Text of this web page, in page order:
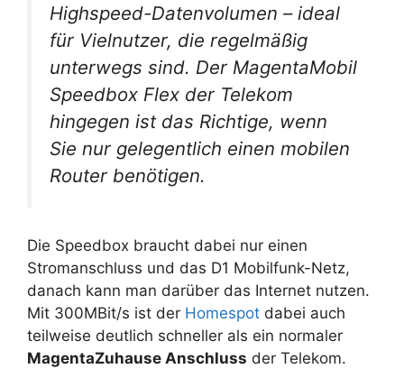
Highspeed-Datenvolumen – ideal
für Vielnutzer, die regelmäßig
unterwegs sind. Der MagentaMobil
Speedbox Flex der Telekom
hingegen ist das Richtige, wenn
Sie nur gelegentlich einen mobilen
Router benötigen.
Die Speedbox braucht dabei nur einen
Stromanschluss und das D1 Mobilfunk-Netz,
danach kann man darüber das Internet nutzen.
Mit 300MBit/s ist der Homespot dabei auch
teilweise deutlich schneller als ein normaler
MagentaZuhause Anschluss der Telekom.